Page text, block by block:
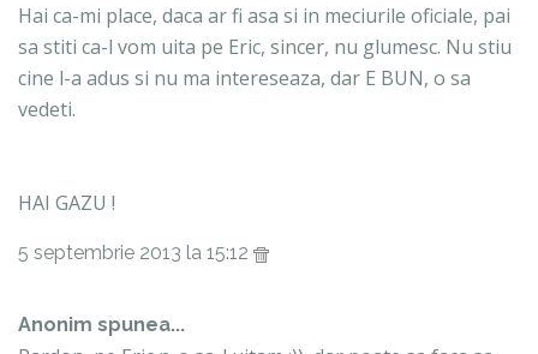
Hai ca-mi place, daca ar fi asa si in meciurile oficiale, pai
sa stiti ca-l vom uita pe Eric, sincer, nu glumesc. Nu stiu
cine l-a adus si nu ma intereseaza, dar E BUN, o sa
vedeti.
HAI GAZU !
5 septembrie 2013 la 15:12
Anonim spunea...